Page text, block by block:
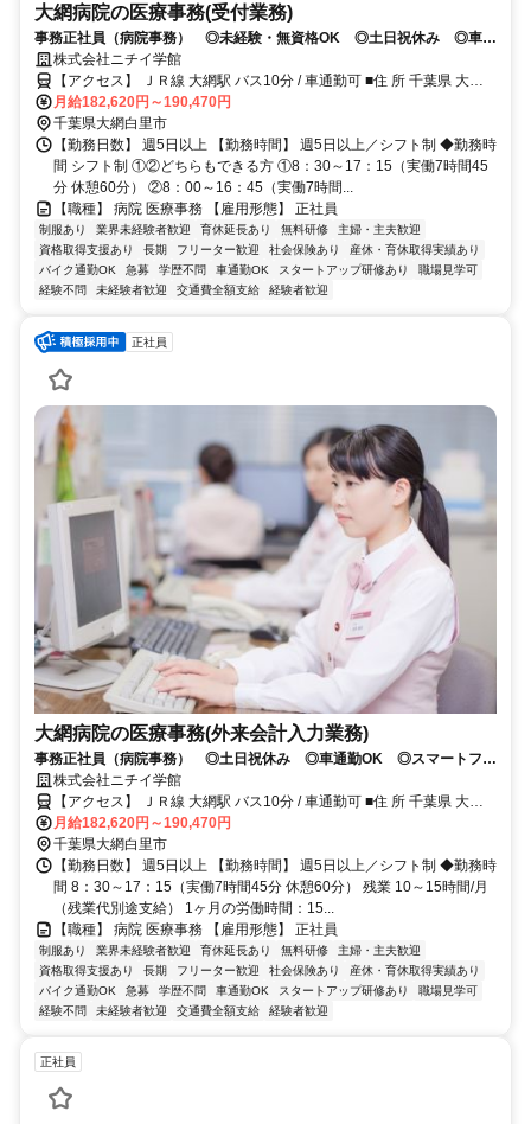
大網病院の医療事務(受付業務)
事務正社員（病院事務） ◎未経験・無資格OK ◎土日祝休み ◎車通
勤OK ◎スマートフォンでWEB面接できます！
株式会社ニチイ学館
【アクセス】 ＪＲ線 大網駅 バス10分 / 車通勤可 ■住 所 千葉県 大網
白里市 富田884-1 ■アクセス ＪＲ線 大網駅 バス10分 / 車通勤可
月給182,620円～190,470円
千葉県大網白里市
【勤務日数】 週5日以上 【勤務時間】 週5日以上／シフト制 ◆勤務時
間 シフト制 ①②どちらもできる方 ①8：30～17：15（実働7時間45
分 休憩60分） ②8：00～16：45（実働7時間...
【職種】 病院 医療事務 【雇用形態】 正社員
制服あり 業界未経験者歓迎 育休延長あり 無料研修
主婦・主夫歓迎
資格取得支援あり
長期 フリーター歓迎 社会保険あり
産休・育休取得実績あり
バイク通勤OK
急募 学歴不問 車通勤OK スタートアップ研修あり
職場見学可
経験不問
未経験者歓迎 交通費全額支給 経験者歓迎
正社員
大網病院の医療事務(外来会計入力業務)
事務正社員（病院事務） ◎土日祝休み ◎車通勤OK ◎スマートフォ
ンでWEB面接できます！
株式会社ニチイ学館
【アクセス】 ＪＲ線 大網駅 バス10分 / 車通勤可 ■住 所 千葉県 大網
白里市 富田884-1 ■アクセス ＪＲ線 大網駅 バス10分 / 車通勤可
月給182,620円～190,470円
千葉県大網白里市
【勤務日数】 週5日以上 【勤務時間】 週5日以上／シフト制 ◆勤務時
間 8：30～17：15（実働7時間45分 休憩60分） 残業 10～15時間/月
（残業代別途支給） 1ヶ月の労働時間：15...
【職種】 病院 医療事務 【雇用形態】 正社員
制服あり 業界未経験者歓迎 育休延長あり 無料研修
主婦・主夫歓迎
資格取得支援あり
長期 フリーター歓迎 社会保険あり
産休・育休取得実績あり
バイク通勤OK
急募 学歴不問 車通勤OK スタートアップ研修あり
職場見学可
経験不問
未経験者歓迎 交通費全額支給 経験者歓迎
正社員